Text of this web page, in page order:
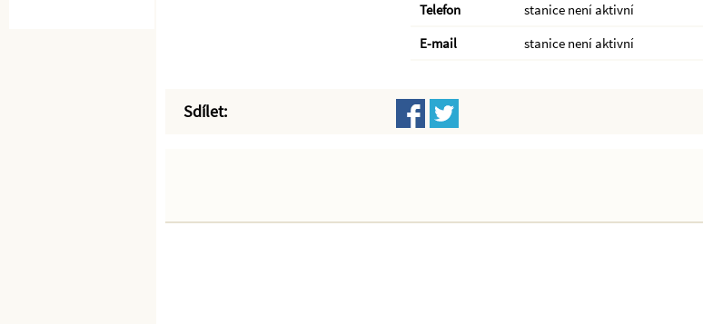
Telefon
stanice není aktivní
E-mail
stanice není aktivní
Sdílet: